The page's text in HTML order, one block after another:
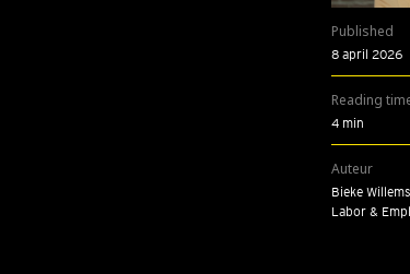
Published
8 april 2026
Reading
4 min
Auteur
Bie­ke
Labor &